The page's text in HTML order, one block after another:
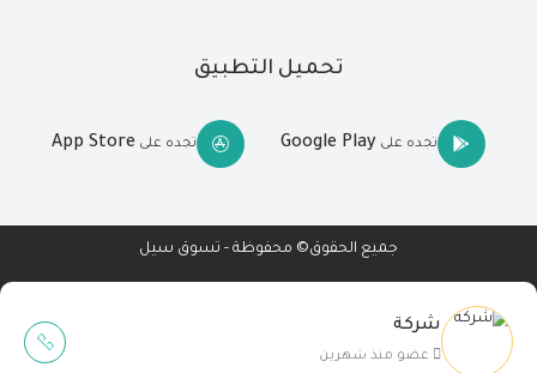
شركة
عضو منذ شهرين
تحميل التطبيق
تجده على Google Play تجده على App Store
جميع الحقوق© محفوظة - تسوق سيل